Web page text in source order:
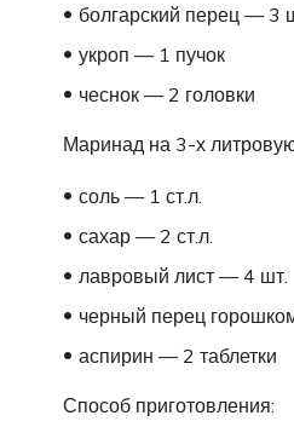
болгарский перец — 3
укроп — 1 пучок
чеснок — 2 головки
Маринад на 3-х
соль — 1 ст.л.
сахар — 2 ст.л.
лавровый лист — 4 шт.
черный перец
аспирин — 2 таблетки
Способ приготовления: